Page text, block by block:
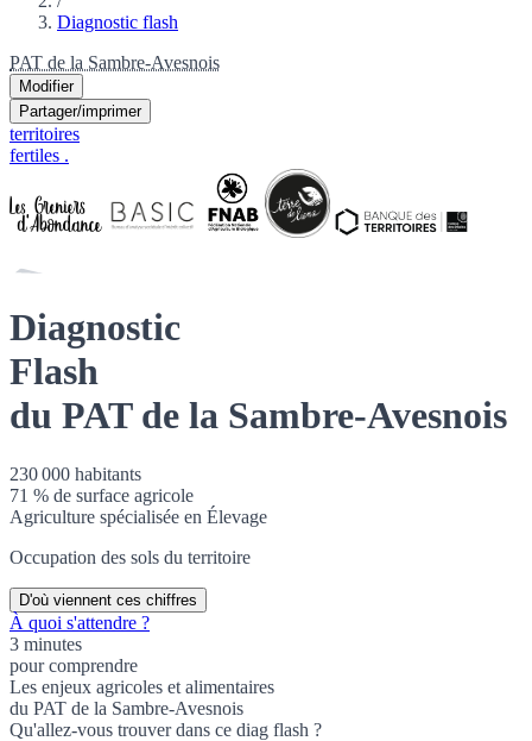
Diagnostic flash
PAT de la Sambre-Avesnois
Modifier
Partager/imprimer
territoires
fertiles .
Diagnostic
Flash
du PAT de la Sambre-Avesnois
230 000 habitants
71 % de surface agricole
Agriculture spécialisée en Élevage
Occupation des sols du territoire
D'où viennent ces chiffres
À quoi s'attendre ?
3 minutes
pour comprendre
Les enjeux agricoles et alimentaires
du PAT de la Sambre-Avesnois
Qu'allez-vous trouver dans ce diag flash ?